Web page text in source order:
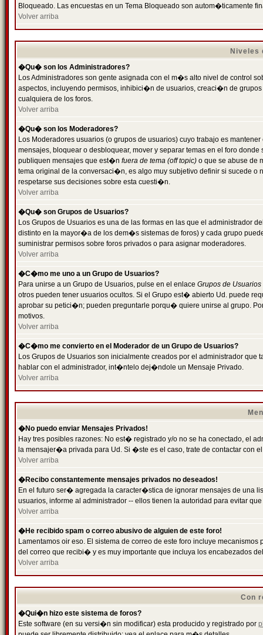
Bloqueado. Las encuestas en un Tema Bloqueado son autom�ticamente
Volver arriba
Niveles
�Qu� son los Administradores?
Los Administradores son gente asignada con el m�s alto nivel de control
aspectos, incluyendo permisos, inhibici�n de usuarios, creaci�n de
cualquiera de los foros.
Volver arriba
�Qu� son los Moderadores?
Los Moderadores usuarios (o grupos de usuarios) cuyo trabajo es
mensajes, bloquear o desbloquear, mover y separar temas en el foro
publiquen mensajes que est�n fuera de tema (off topic) o que se abuse de
tema original de la conversaci�n, es algo muy subjetivo definir si sucede
respetarse sus decisiones sobre esta cuesti�n.
Volver arriba
�Qu� son Grupos de Usuarios?
Los Grupos de Usuarios es una de las formas en las que el administrador
distinto en la mayor�a de los dem�s sistemas de foros) y cada grupo
suministrar permisos sobre foros privados o para asignar moderadores.
Volver arriba
�C�mo me uno a un Grupo de Usuarios?
Para unirse a un Grupo de Usuarios, pulse en el enlace Grupos de Usuarios
otros pueden tener usuarios ocultos. Si el Grupo est� abierto Ud. puede
aprobar su petici�n; pueden preguntarle porqu� quiere unirse al grupo.
motivos.
Volver arriba
�C�mo me convierto en el Moderador de un Grupo de Usuarios?
Los Grupos de Usuarios son inicialmente creados por el administrador
hablar con el administrador, int�ntelo dej�ndole un Mensaje Privado.
Volver arriba
�No puedo enviar Mensajes Privados!
Hay tres posibles razones: No est� registrado y/o no se ha conectado, el
la mensajer�a privada para Ud. Si �ste es el caso, trate de contactar con
Volver arriba
�Recibo constantemente mensajes privados no deseados!
En el futuro ser� agregada la caracter�stica de ignorar mensajes de una
usuarios, informe al administrador -- ellos tienen la autoridad para evitar
Volver arriba
�He recibido spam o correo abusivo de alguien de este foro!
Lamentamos oir eso. El sistema de correo de este foro incluye
del correo que recibi� y es muy importante que incluya los encabezados
Volver arriba
Con
�Qui�n hizo este sistema de foros?
Este software (en su versi�n sin modificar) esta producido y registrado por